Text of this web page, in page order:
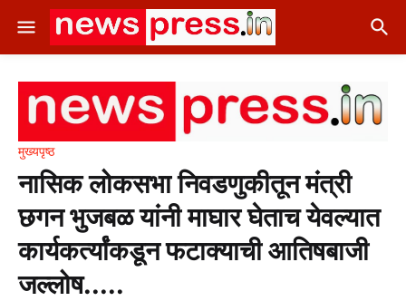
मुख्यपृष्ठ
नासिक लोकसभा निवडणुकीतून मंत्री
छगन भुजबळ यांनी माघार घेताच येवल्यात
कार्यकर्त्यांकडून फटाक्याची आतिषबाजी
जल्लोष.....